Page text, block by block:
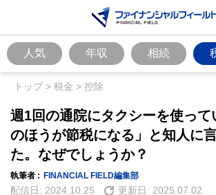
人気 年収 相続
トップ> 税金 > 控除
週1回の通院にタクシーを使って
のほうが節税になる」と知人に
た。なぜでしょうか？
執筆者 : FINANCIAL FIELD編集部
配信日: 2024.10.25 更新日: 2025.07.02